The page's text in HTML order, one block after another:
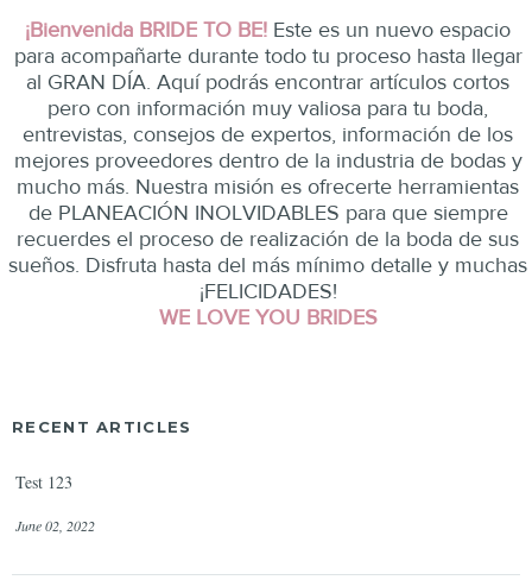
¡Bienvenida BRIDE TO BE! Este es un nuevo espacio
para acompañarte durante todo tu proceso hasta llegar
al GRAN DÍA. Aquí podrás encontrar artículos cortos
pero con información muy valiosa para tu boda,
entrevistas, consejos de expertos, información de los
mejores proveedores dentro de la industria de bodas y
mucho más. Nuestra misión es ofrecerte herramientas
de PLANEACIÓN INOLVIDABLES para que siempre
recuerdes el proceso de realización de la boda de sus
sueños. Disfruta hasta del más mínimo detalle y muchas
¡FELICIDADES!
WE LOVE YOU BRIDES
RECENT ARTICLES
Test 123
June 02, 2022